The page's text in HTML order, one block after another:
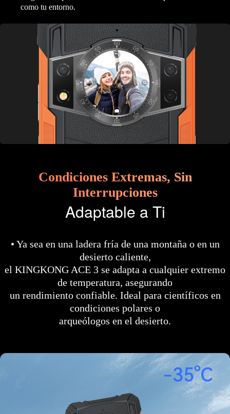
como tu entorno.
Condiciones Extremas, Sin
Interrupciones
Adaptable a Ti
• Ya sea en una ladera fría de una montaña o en un
desierto caliente,
el KINGKONG ACE 3 se adapta a cualquier extremo
de temperatura, asegurando
un rendimiento confiable. Ideal para científicos en
condiciones polares o
arqueólogos en el desierto.